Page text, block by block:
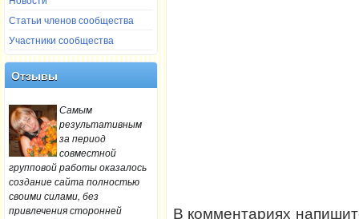
Статьи членов сообщества
Участники сообщества
Отзывы
Самым
результативным
за период
совместной
групповой работы оказалось
создание сайта полностью
своими силами, без
привлечения сторонней
В комментариях